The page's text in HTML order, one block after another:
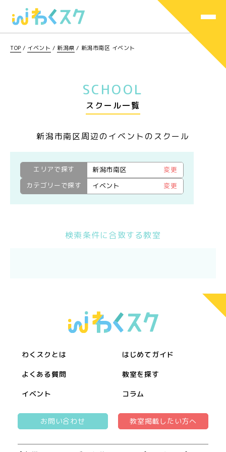
TOP / イベント /新潟県 / 新潟市南区 イベント
SCHOOL
スクール一覧
新潟市南区周辺のイベントのスクール
エリアで探す 新潟市南区
変更
カテゴリーで探す
イベント 変更
検索条件に合致する教室
わくスクとは はじめてガイド
よくある質問 教室を探す
イベント コラム
お問い合わせ 教室掲載したい方へ